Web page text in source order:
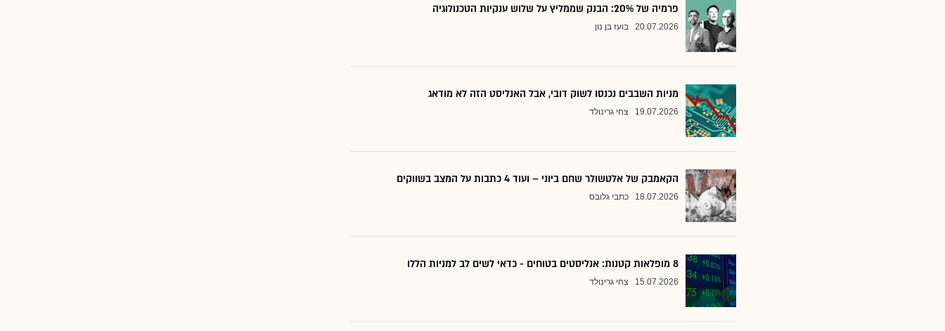
פרמיה של 20%: הבנק שממליץ על שלוש ענקיות הטכנולוגיה
20.07.2026 בועז בן נון
מניות השבבים נכנסו לשוק דובי, אבל האנליסט הזה לא מודאג
19.07.2026 צחי גרינולד
הקאמבק של אלטשולר שחם ביוני – ועוד 4 כתבות על המצב בשווקים
18.07.2026 כתבי גלובס
8 מופלאות קטנות: אנליסטים בטוחים - כדאי לשים לב למניות הללו
15.07.2026 צחי גרינולד